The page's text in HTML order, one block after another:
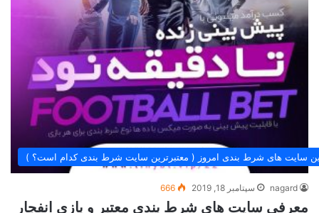
سایت های شرط بندی امروز ( معتبرترین سایت شرط بندی کدام است؟ )
nagard سپتامبر 18, 2019 666
معرفی سایت های شرط بندی معتبر و بازی انفجار